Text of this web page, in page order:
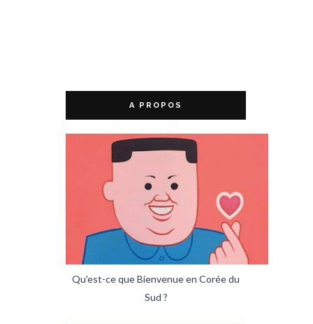
A PROPOS
Qu'est-ce que Bienvenue en Corée du
Sud ?